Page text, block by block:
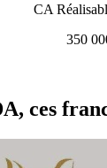
CA
350
ces